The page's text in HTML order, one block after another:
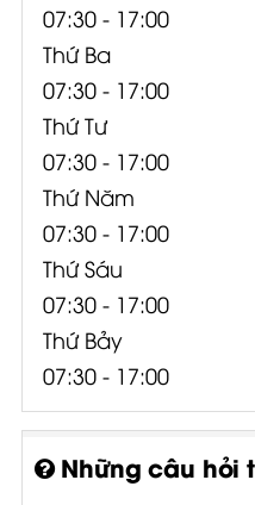
07:30 - 17:00
Thứ Ba
07:30 - 17:00
Thứ Tư
07:30 - 17:00
Thứ Năm
07:30 - 17:00
Thứ Sáu
07:30 - 17:00
Thứ Bảy
07:30 - 17:00
Những câu hỏi